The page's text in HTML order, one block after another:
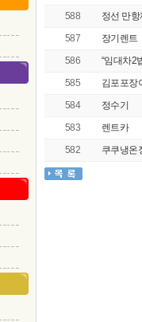
588
정선 만
587
장기렌트
586
“임대차2
585
김포포장
584
정수기
583
렌트카
582
쿠쿠냉온